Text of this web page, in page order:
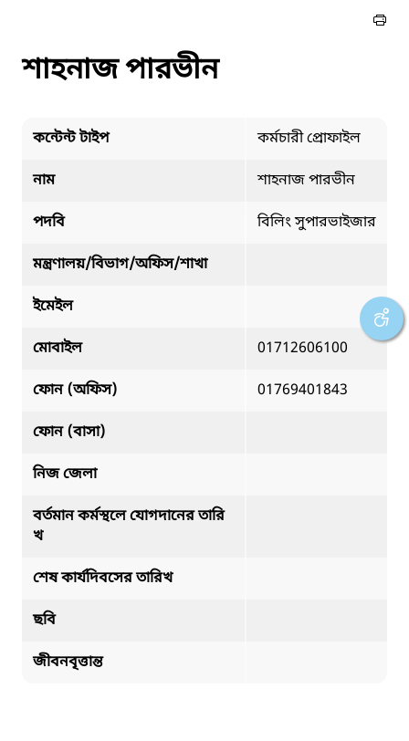
শাহনাজ পারভীন
কন্টেন্ট টাইপ কর্মচারী প্রোফাইল
নাম শাহনাজ পারভীন
পদবি বিলিং সুপারভাইজার
মন্ত্রণালয়/বিভাগ/অফিস/শাখা
ইমেইল
মোবাইল 01712606100
ফোন (অফিস) 01769401843
ফোন (বাসা)
নিজ জেলা
বর্তমান কর্মস্থলে যোগদানের তারি
খ
শেষ কার্যদিবসের তারিখ
ছবি
জীবনবৃত্তান্ত